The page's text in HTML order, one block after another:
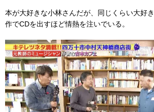
本が大好きな小林さんだが、同じくらい大好
作でCDを出すほど情熱を注いでいる。